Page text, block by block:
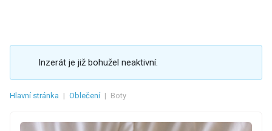
Inzerát je již bohužel neaktivní.
Hlavní stránka | Oblečení | Boty